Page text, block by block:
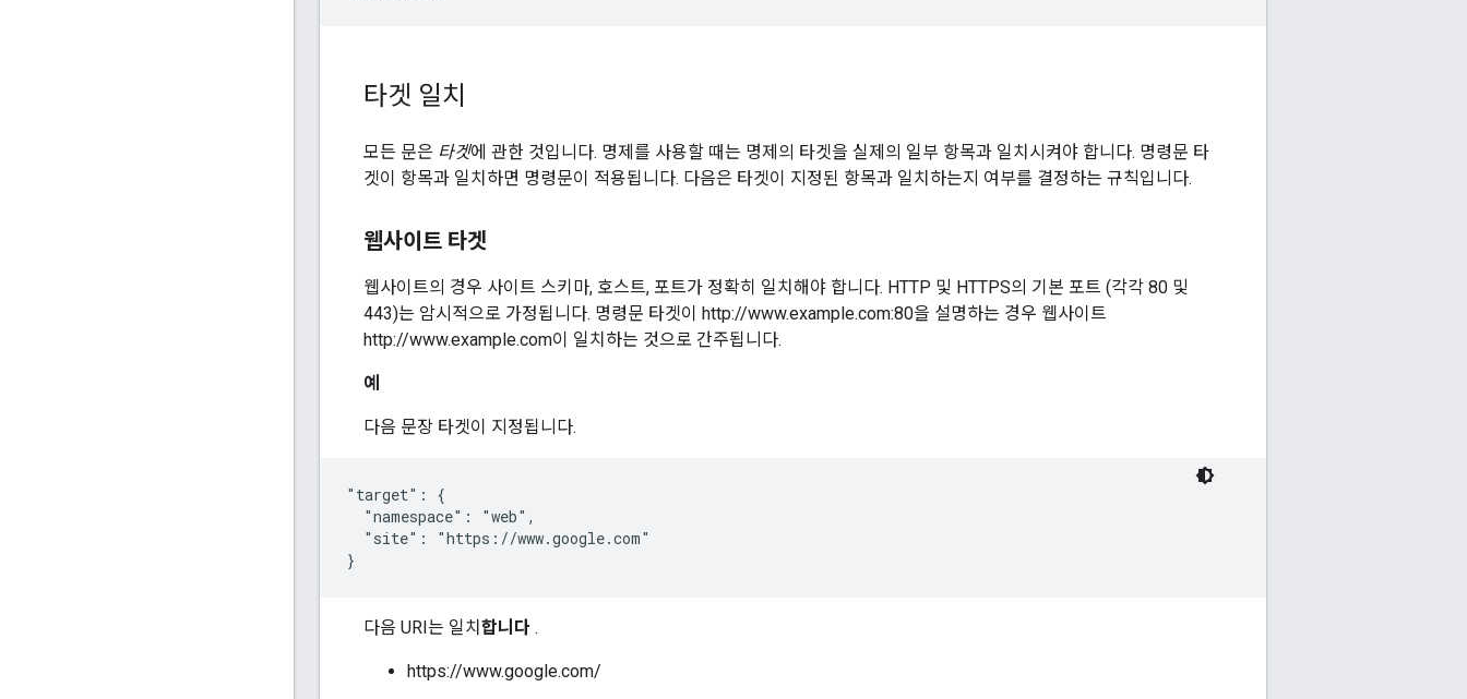
타겟 일치
모든 문은 타겟에 관한 것입니다. 명제를 사용할 때는 명제의 타겟을 실제의 일부 항목과 일치시켜야 합니다. 명령문 타
겟이 항목과 일치하면 명령문이 적용됩니다. 다음은 타겟이 지정된 항목과 일치하는지 여부를 결정하는 규칙입니다.
웹사이트 타겟
웹사이트의 경우 사이트 스키마, 호스트, 포트가 정확히 일치해야 합니다. HTTP 및 HTTPS의 기본 포트 (각각 80 및
443)는 암시적으로 가정됩니다. 명령문 타겟이 http://www.example.com:80을 설명하는 경우 웹사이트
http://www.example.com이 일치하는 것으로 간주됩니다.
예
다음 문장 타겟이 지정됩니다.
"target": {
  "namespace": "web",
  "site": "https://www.google.com"
}
다음 URI는 일치 합니다 .
https://www.google.com/